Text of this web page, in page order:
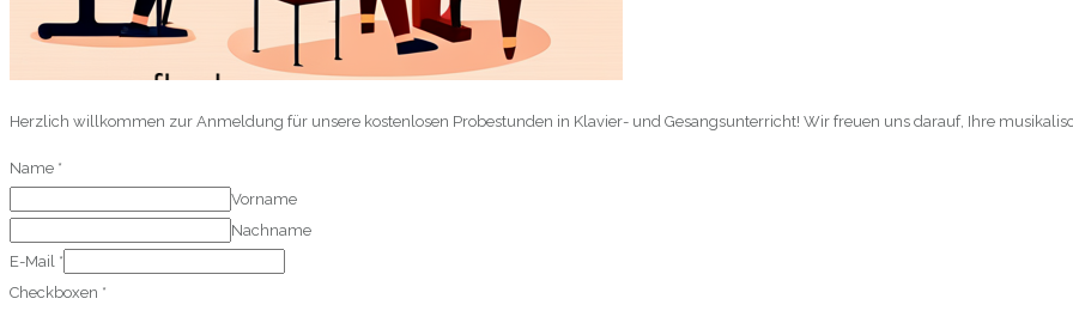
Herzlich willkommen zur Anmeldung für unsere kostenlosen Probestunden in Klavier- und Gesangsunterricht! Wir freuen uns darauf, Ihre
Name *
Vorname
Nachname
E-Mail *
Checkboxen *